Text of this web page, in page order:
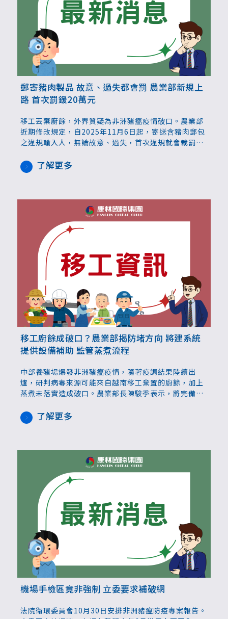
郵寄豬肉製品 故意、過失都會罰 農業部新規上
路 首次罰鍰20萬元
移工丟棄廚餘，外界質疑為非洲豬瘟疫情破口。農業部
近期修改規定，自2025年11月6日起，寄送含豬肉郵包
之違規輸入人，無論故意、過失，首次違規就會裁罰20
李檢驗區，所有入境者強制查驗，拒檢者由財政部關務
署指定查驗。肉品加工廠、高風險食品業者，於年節及
了解更多
移工廚餘成破口？農業部揭防堵方向 將建系統
提供設備補助 監管蒸煮流程
中部養豬場爆發非洲豬瘟疫情，隨著疫調結果陸續出
爐，研判病毒來源可能來自越南移工棄置的廚餘，加上
蒸煮未落實造成破口。農業部長陳駿季表示，將完備相
新做檢視。環境部環境管理署未來也將建置系統，要求
豬農設置監控設備，即時監看，若有違規將據以處分。
了解更多
機場手檢區竟非強制 立委要求補破網
法院衛環委員會10月30日安排非洲豬瘟防疫專案報告。